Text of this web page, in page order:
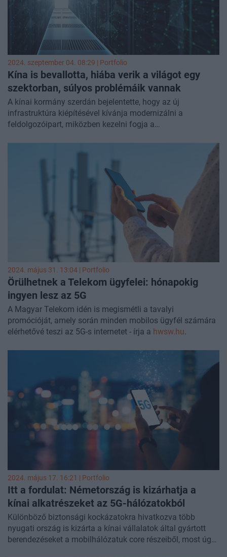
2024. szeptember 04. 08:29 | Portfolio
Kína is bevallotta, hiába verik a világot egy
szektorban, súlyos problémáik vannak
A kínai kormány szerdán bejelentette, hogy az új
infrastruktúra kiépítésével kívánja modernizálni a
feldolgozóipart, miközben kezelni fogja a
2024. május 31. 13:04 | Portfolio
Örülhetnek a Telekom ügyfelei: hónapokig
ingyen lesz az 5G
A Magyar Telekom idén is megismétli a tavalyi
promócióját, amely során minden mobilos ügyfél számára
elérhetővé teszi az 5G-s internetet - írja a hwsw.hu.
2024. május 17. 16:21 | Portfolio
Itt a fordulat: Németország is kizárhatja a
kínai alkatrészeket az 5G-hálózatokból
Különböző biztonsági kockázatokra hivatkozva több
nyugati ország is kizárta a kínai vállalatok által gyártott
berendezéseket a mobilhálózatuk core részeiből, most úgy